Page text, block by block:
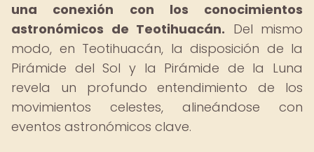
una conexión con los conocimientos
astronómicos de Teotihuacán. Del mismo
modo, en Teotihuacán, la disposición de la
Pirámide del Sol y la Pirámide de la Luna
revela un profundo entendimiento de los
movimientos celestes, alineándose con
eventos astronómicos clave.